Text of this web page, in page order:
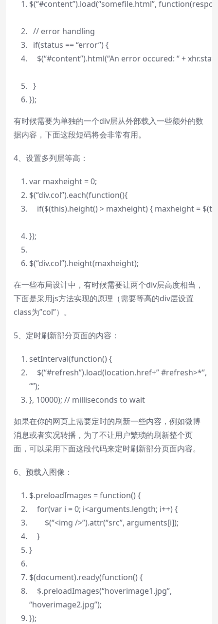
$(“#content”).load(“somefile.html”, function
// error handling
if(status ==“error”) {
$(“#content”).html(“An error occured: “+
}
});
有时候需要为单独的一个div层从外部载入一些额外的数
据内容，下面这段短码将会非常有用。
4、设置多列层等高：
var maxheight = 0;
$(“div.col”).each(function(){
if($(this).height() > maxheight) { maxheight = $(
});
$(“div.col”).height(maxheight);
在一些布局设计中，有时候需要让两个div层高度相当，
下面是采用js方法实现的原理（需要等高的div层设置
class为”col”）。
5、定时刷新部分页面的内容：
setInterval(function() {
$(“#refresh”).load(location.href+” #refresh>*”,
“”);
}, 10000); // milliseconds to wait
如果在你的网页上需要定时的刷新一些内容，例如微博
消息或者实况转播，为了不让用户繁琐的刷新整个页
面，可以采用下面这段代码来定时刷新部分页面内容。
6、预载入图像：
$.preloadImages =function() {
for(var i = 0; i<arguments.length; i++) {
$(“<img />”).attr(“src”, arguments[i]);
}
}
$(document).ready(function() {
$.preloadImages(“hoverimage1.jpg”,
“hoverimage2.jpg”);
});